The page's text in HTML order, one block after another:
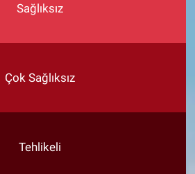
Sağlıksız
Çok Sağlıksız
Tehlikeli